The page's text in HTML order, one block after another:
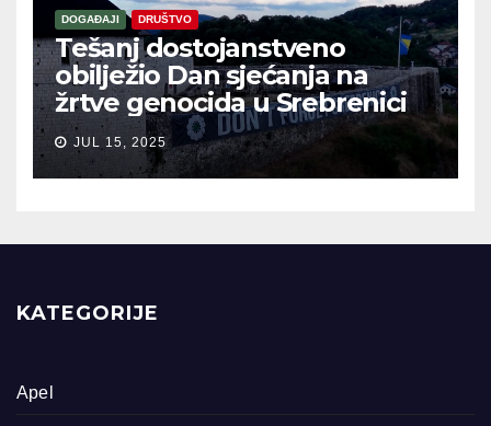
DOGAĐAJI DRUŠTVO
Tešanj dostojanstveno
obilježio Dan sjećanja na
žrtve genocida u Srebrenici
JUL 15, 2025
KATEGORIJE
Apel